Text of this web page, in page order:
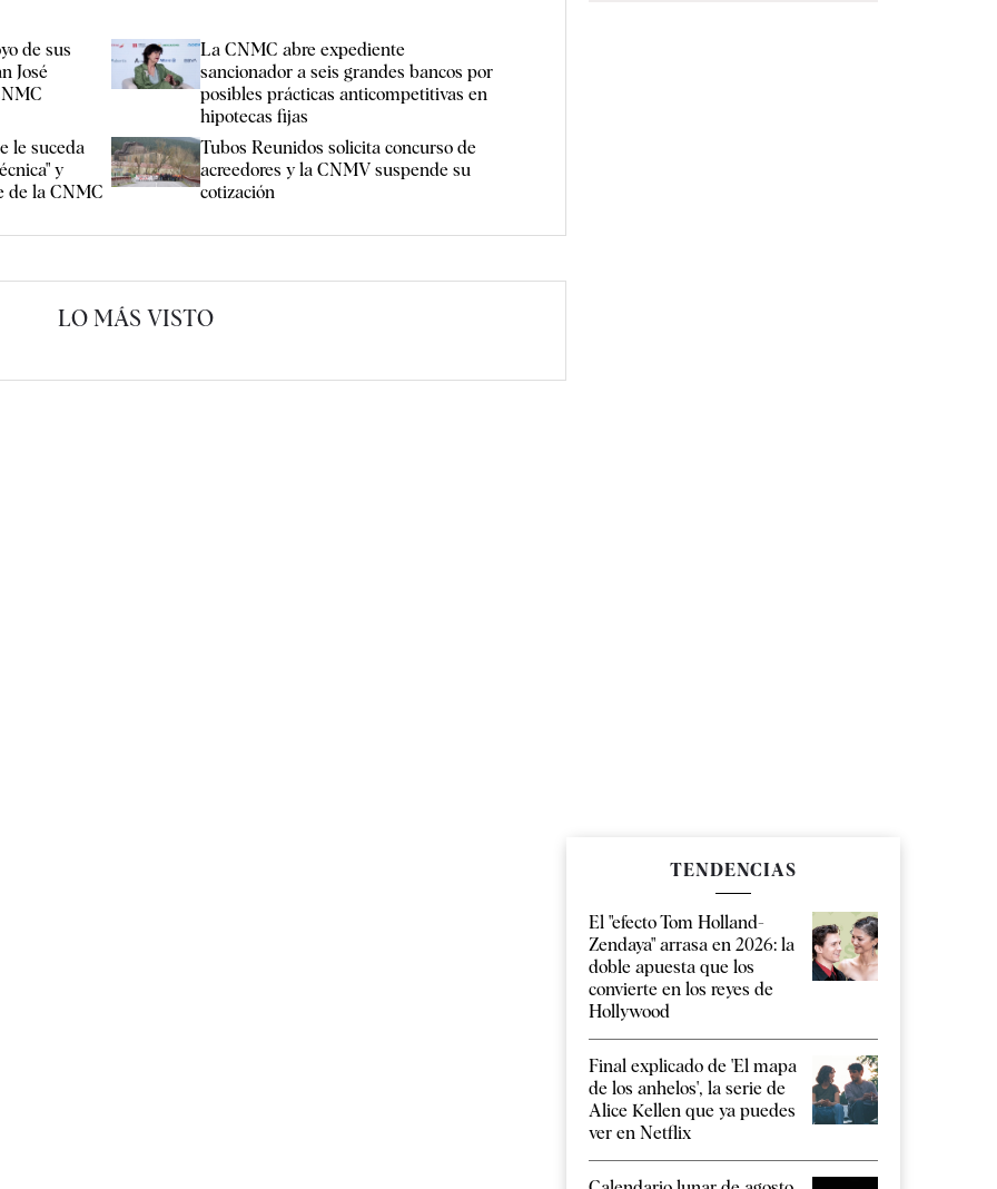
de sus
José
La CNMC abre expediente
sancionador a seis grandes bancos por
posibles prácticas anticompetitivas en
hipotecas fijas
le suceda
y
de la CNMC
Tubos Reunidos solicita concurso de
acreedores y la CNMV suspende su
cotización
LO MÁS VISTO
TENDENCIAS
El "efecto Tom Holland-
Zendaya" arrasa en 2026: la
doble apuesta que los
convierte en los reyes de
Hollywood
Final explicado de 'El mapa
de los anhelos', la serie de
Alice Kellen que ya puedes
ver en Netflix